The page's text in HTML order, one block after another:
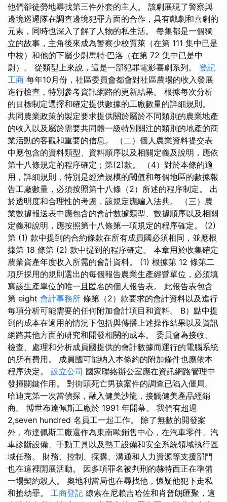
他們卻徒勞地尋找第三件外套的主人。 該劇展現了警察與
邊境巡邏隊在調查邊境犯罪方面的合作，具有戲劇和喜劇的
元素，同時也深入了解了人物的私生活。 每集都是一個獨
立的故事，主角後來成為警察少校賈萊（在第 111 集中已是
中校）和他的下屬少尉馬特·巴洛（在第 72 集中已是中
尉）。 從類型上來說，這是一部犯罪電影喜劇系列。 登記
工商 每年10月份，社區委員會都會對社區農場的收入發展
進行檢查，特別參考資訊網路的更新結果。 根據每次分析
的目標制定選擇和確定提供數據的工廠數量的詳細規則。
共同農業政策的製定要求提供關於屬於不同類別的農業地產
的收入以及屬於需要共同體一級特別關注的類別的地產的商
業活動的客觀和重要的信息。 （二）個人農業資料提交表
中應包含的資料類型、資料順序以及相關定義及說明，應依
第十八條規定的程序確定；第(2)款。 （4）對於本條的適
用，詳細規則，特別是經濟規模的閾值和每個地區的數據報
告工廠數量，必須按照第十八條（2）所述的程序制定。 出
於透明度和合理性的考慮，該規定應編入法典。 （三）農
業數據報送表中應包含的會計數據類型、數據順序以及相關
定義和說明，應按照第十八條第一項規定的程序確定。 (2)
第 (1) 款中提到的合約條款在所有成員國必須相同，並應根
據第 18 條第 (2) 款中提到的程序確定。 本章用於收集確定
農業資產年度收入所需的會計資料。 (1) 根據第 12 條第二
項所採用的規則選出的每個報告農業生產經營單位，必須填
寫該生產單位的唯一且匿名的個人報告表。 此報告表包含
第 eight 會計事務所 條第（2）款要求的會計資料以及進行
每項分析可能需要的任何附加會計項目和資料。 B）點中提
到的成本在適用的情況下包括與傳播上述操作結果以及資訊
網路其他方面的研究和開發相關的成本。 委員會為接收、
檢查、處理和分析成員國提供的會計數據而運行的電腦系統
的所有費用。 成員國可能納入本條約的附加條件也應依本
程序決定。 設立公司 國家聯絡辦公室應在資訊網路管理中
發揮關鍵作用。 對街頭死亡男孩案件的調查已陷入僵局。
哈迪克第一次當偵探，融入健美沙龍，接觸健美產品經銷
商。 博世布達佩斯工廠於 1991 年開幕。 我們有超過
2,seven hundred 名員工一起工作。 除了無數的開發案
外，布達佩斯工廠還作為東南歐銷售中心，在汽車零件、汽
車診斷設備、手動工具以及熱工設備和安全系統領域執行區
域任務。 財務、控制、採購、溝通和人力資源等支援部門
也在這裡開展活動。 因多項罪名被判刑的赫特西正在準備
一場契約殺人。 奧地利當局也在尋找他，懷疑他犯下走私
和搶劫罪。 工商登記 線索在尼賴吉哈佐和肖普朗匯聚，這​​